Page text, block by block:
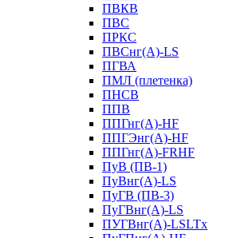
ПВКВ
ПВС
ПРКС
ПВСнг(А)-LS
ПГВА
ПМЛ (плетенка)
ПНСВ
ППВ
ППГнг(А)-HF
ППГЭнг(А)-HF
ППГнг(А)-FRHF
ПуВ (ПВ-1)
ПуВнг(А)-LS
ПуГВ (ПВ-3)
ПуГВнг(А)-LS
ПУГВнг(А)-LSLTx